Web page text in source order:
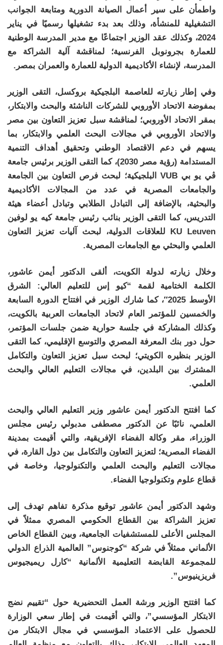
واطمأن على سير أعمال الصيانة الدورية ومتابعة الجوانب
التشغيلية للمنشأة، وذلك بعد بدء تشغيلها رسميًا في يناير
2024، وكذلك عقد الوزير اجتماعًا مع مدير المدرسة الوطنية
للعمارة بجرونوبل الفرنسية؛ لمناقشة آلية الشراكة مع
المدرسة، لإنشاء الأكاديمية الدولية للعمارة والعمران بمصر.
وفي إطار زيارته للعاصمة البلجيكية بروكسل، التقى الوزير
بمفوضة الاتحاد الأوروبي للشركات الناشئة والبحث والابتكار،
بمقر الاتحاد الأوروبي؛ لمناقشة سبل تعزيز التعاون بين مصر
والاتحاد الأوروبي في مجالات البحث العلمي والابتكار، بما
يسهم في دعم الاقتصاد الوطني وتحقيق أهداف التنمية
المستدامة (رؤية مصر 2030)، كما التقى الوزير برئيس جامعة
ڤي يو بي VUB البلجيكية؛ لبحث فرص التعاون بين الجامعة
والجامعات المصرية في عدد من المجالات الأكاديمية
والبحثية، بالإضافة إلى التبادل الطلابي وتبادل أعضاء هيئة
التدريس، كما التقى الوزير بنائب رئيس جامعة كيه يو لوفين
KU Leuven للعلاقات الدولية، لبحث آليات تعزيز التعاون
العلمي والبحثي مع الجامعات المصرية.
وخلال زيارته لدولة الكويت، ألقى الدكتور أيمن عاشور،
الكلمة الختامية لقمة “كيو إس للتعليم العالي: الشرق
الأوسط 2025″، كما شارك الوزير في افتتاح الدورة السابعة
والخمسين للمؤتمر العام لاتحاد الجامعات العربية بالكويت،
وكذلك المشاركة في جلسة حوارية ضمن جلسات المؤتمر،
حول دور بنك المعرفة المصري والتوسع الإقليمي، كما التقى
الوزير بنظيره الكويتي؛ لبحث سبل تعزيز التعاون والتكامل
المشترك بين البلدين، في مجالات التعليم العالي والبحث
العلمي.
كما افتتح الدكتور أيمن عاشور وزير التعليم العالي والبحث
العلمي، نائبًا عن الدكتور مصطفى مدبولي رئيس مجلس
الوزراء، مقر وكالة الفضاء الإفريقية، والتي أقيمت بمدينة
الفضاء المصرية؛ لتعزيز التعاون والتكامل بين دول القارة، في
مجالات التعليم والبحث العلمي والتكنولوجيا، وخاصة في
قطاع علوم وتكنولوجيا الفضاء.
وشهد الدكتور أيمن عاشور توقيع مذكرة تفاهم تهدف إلى
تعزيز الشراكة بين القطاع الحكومي المصري ممثلاً في
المجلس الأعلى للمستشفيات الجامعية، وبين القطاع الخاص
الألماني ممثلاً في شركة “كوجنوس” العالمية الذراع الدولي
للمجموعة القابضة التعليمية الألمانية “كارل ريميجيوس
فريزينيوس”.
كما افتتح الوزير ورشة العمل التحضيرية حول “تقييم نضج
الابتكار المؤسسي”، والتي أقيمت في إطار سعي الوزارة
للحصول على الاعتماد المؤسسي في مجال الابتكار من